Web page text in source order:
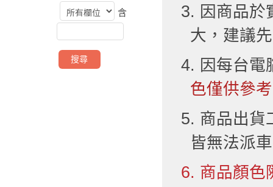
含
3. 因商品於
大，建議
4. 因每台電
色僅供參
5. 商品出貨
皆無法派
6. 商品顏色